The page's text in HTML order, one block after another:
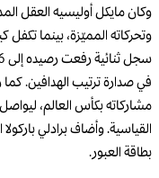
وكان مايكل أوليسيه العقل
وتحركاته المميّزة، بينما تكفل
مشاركاته بكأس العالم،
القياسية. وأضاف برادلي
بطاقة العبور.